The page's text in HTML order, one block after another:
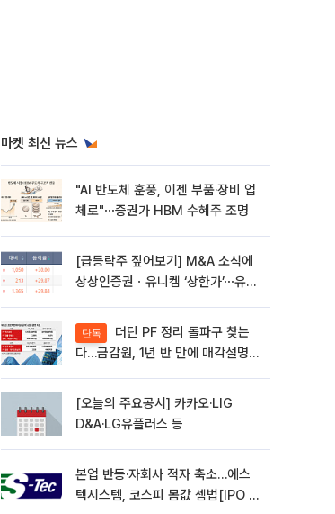
마켓 최신 뉴스
"AI 반도체 훈풍, 이젠 부품·장비 업
체로"⋯증권가 HBM 수혜주 조명
[급등락주 짚어보기] M&A 소식에
상상인증권ㆍ유니켐 ‘상한가’⋯유증
단독
다…금감원, 1년 반 만에 매각설명회
[오늘의 주요공시] 카카오·LIG
D&A·LG유플러스 등
본업 반등·자회사 적자 축소…에스
텍시스템, 코스피 몸값 셈법[IPO 엑